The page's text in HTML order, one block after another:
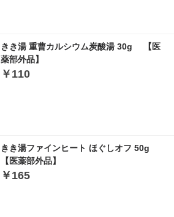
きき湯 重曹カルシウム炭酸湯 30g 【医
薬部外品】
￥110
きき湯ファインヒート ほぐしオフ 50g
【医薬部外品】
￥165